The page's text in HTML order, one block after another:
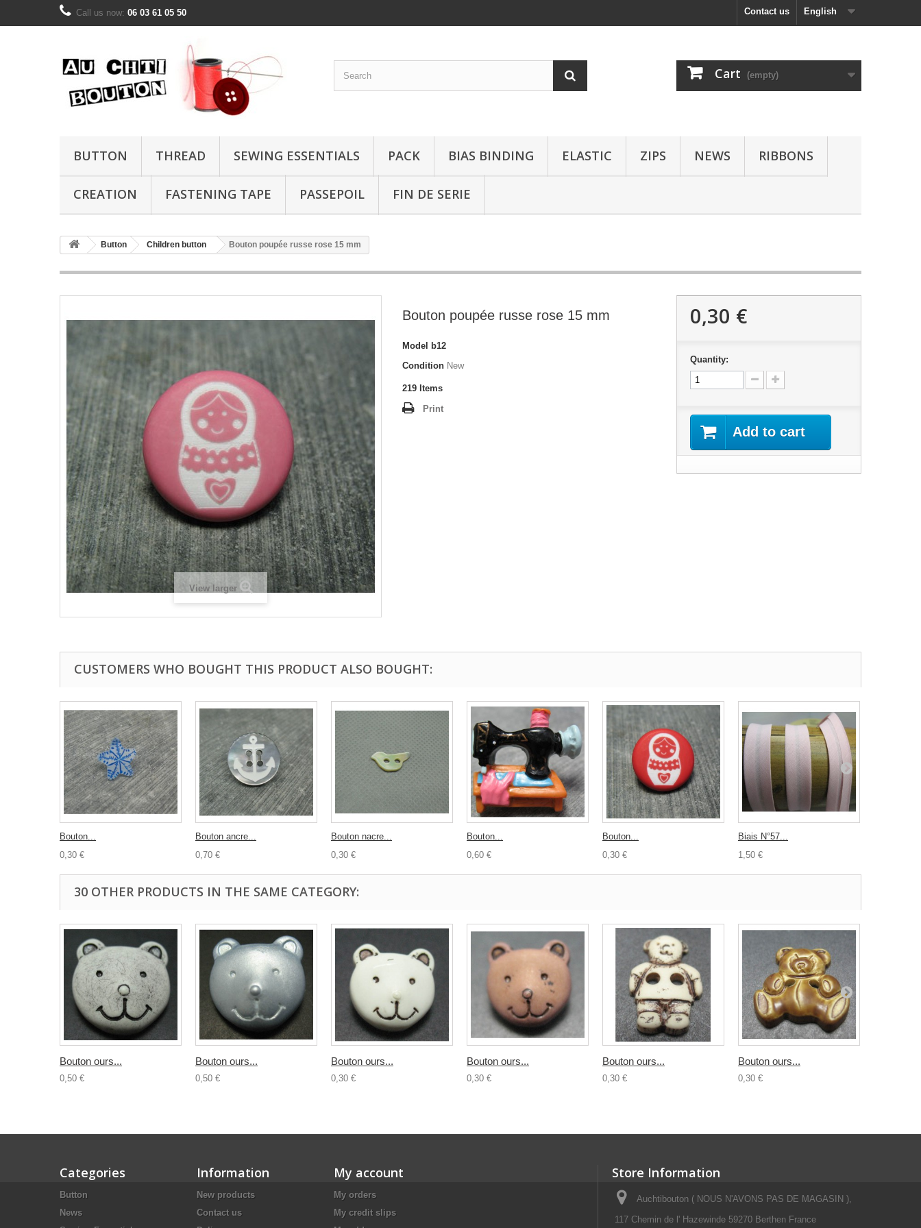
English
Contact us
Call us now: 06 03 61 05 50
Cart (empty)
BUTTON THREAD SEWING ESSENTIALS PACK BIAS BINDING ELASTIC ZIPS NEWS RIBBONS
CREATION FASTENING TAPE PASSEPOIL FIN DE SERIE
Button Children button Bouton poupée russe rose 15 mm
View larger
Bouton poupée russe rose 15 mm
Model
b12
Condition New
219 Items
Print
0,30 €
Quantity:
Add to cart
CUSTOMERS WHO BOUGHT THIS PRODUCT ALSO BOUGHT:
Bouton...
0,30 €
Bouton ancre...
0,70 €
Bouton nacre...
0,30 €
Bouton...
0,60 €
Bouton...
0,30 €
Biais N°57...
1,50 €
30 OTHER PRODUCTS IN THE SAME CATEGORY:
Bouton ours...
0,50 €
Bouton ours...
0,50 €
Bouton ours...
0,30 €
Bouton ours...
0,30 €
Bouton ours...
0,30 €
Bouton ours...
0,30 €
Categories
Button
News
Information
New products
Contact us
My account
My orders
My credit slips
Store Information
Auchtibouton ( NOUS N'AVONS PAS DE MAGASIN ),
117 Chemin de l' Hazewinde 59270 Berthen France